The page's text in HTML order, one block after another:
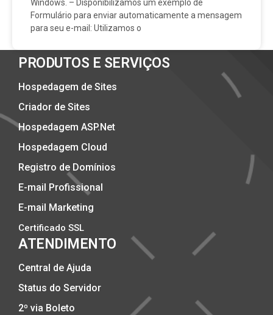
Windows. – Disponibilizamos um exemplo de
Formulário para enviar automaticamente a mensagem
para seu e-mail: Utilizamos o
PRODUTOS E SERVIÇOS
Hospedagem de Sites
Criador de Sites
Hospedagem ASP.Net
Hospedagem Cloud
Registro de Domínios
E-mail Profissional
E-mail Marketing
Certificado SSL
ATENDIMENTO
Central de Ajuda
Status do Servidor
2º via Boleto